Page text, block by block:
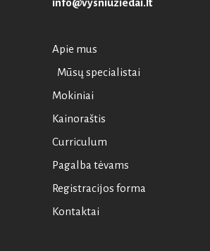
info@vysniuziedai.lt
Apie mus
Mūsų specialistai
Mokiniai
Kainoraštis
Curriculum
Pagalba tėvams
Registracijos forma
Kontaktai